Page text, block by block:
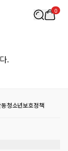
0
.
청소년보호정책